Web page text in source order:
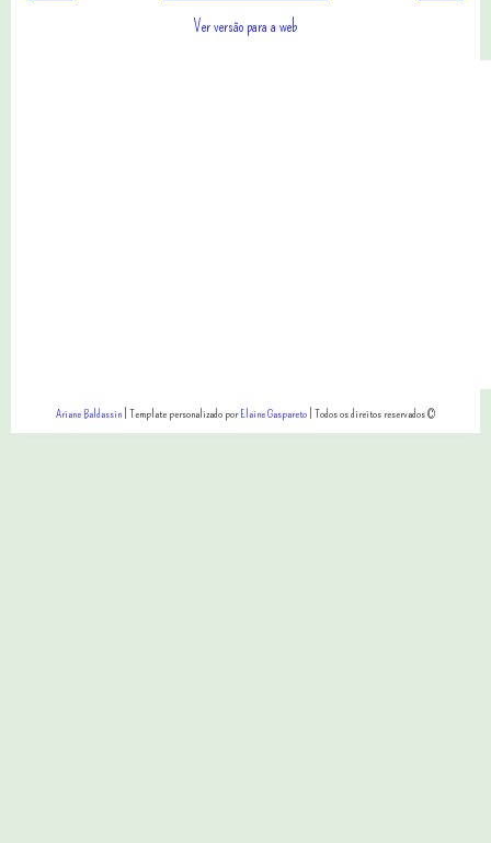
Ver versão para a web
Ariane Baldassin| Template personalizado porElaine Gaspareto| Todos os direitos reservados ©